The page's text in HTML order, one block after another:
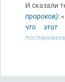
И сказали
пророков):
что этот
он